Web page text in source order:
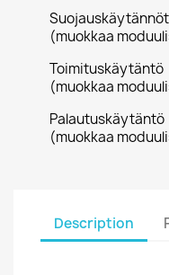
Suojauskäytännöt
(muokkaa
Toimituskäytäntö
(muokkaa
Palautuskäytäntö
(muokkaa
Description